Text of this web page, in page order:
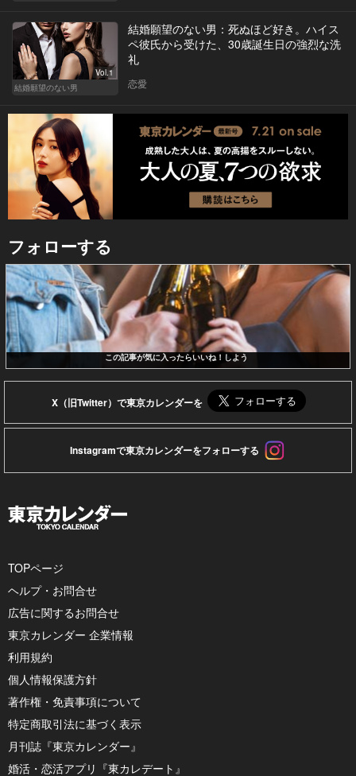
Vol.1
結婚願望のない男
結婚願望のない男：死ぬほど好き。ハイス
ペ彼氏から受けた、30歳誕生日の強烈な洗
礼
恋愛
フォローする
この記事が気に入ったらいいね！しよう
X（旧Twitter）で東京カレンダーを
Instagramで東京カレンダーをフォローする
TOPページ
ヘルプ・お問合せ
広告に関するお問合せ
東京カレンダー 企業情報
利用規約
個人情報保護方針
著作権・免責事項について
特定商取引法に基づく表示
月刊誌『東京カレンダー』
婚活・恋活アプリ『東カレデート』